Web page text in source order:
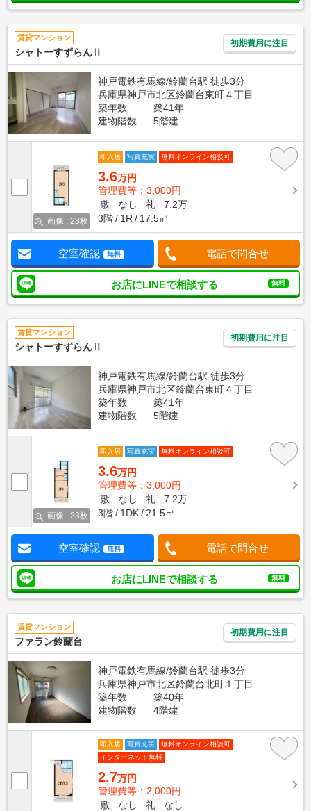
賃貸マンション
シャトーすずらんⅡ
初期費用に注目
神戸電鉄有馬線/鈴蘭台駅 徒歩3分
兵庫県神戸市北区鈴蘭台東町４丁目
築年数
築41年
建物階数
5階建
画像 : 23枚
即入居 写真充実 無料オンライン相談可
3.6万円
管理費等：3,000円
敷
なし 礼
7.2万
3階
1R 17.5㎡
空室確認 無料 電話で問合せ
お店にLINEで相談する 無料
賃貸マンション
シャトーすずらんⅡ
初期費用に注目
神戸電鉄有馬線/鈴蘭台駅 徒歩3分
兵庫県神戸市北区鈴蘭台東町４丁目
築年数
築41年
建物階数
5階建
画像 : 23枚
即入居 写真充実 無料オンライン相談可
3.6万円
管理費等：3,000円
敷
なし 礼
7.2万
3階
1DK 21.5㎡
空室確認 無料 電話で問合せ
お店にLINEで相談する 無料
賃貸マンション
ファラン鈴蘭台
初期費用に注目
神戸電鉄有馬線/鈴蘭台駅 徒歩3分
兵庫県神戸市北区鈴蘭台北町１丁目
築年数
築40年
建物階数
4階建
即入居 写真充実
無料オンライン相談可
インターネット無料
2.7万円
管理費等：2,000円
敷
なし 礼
なし